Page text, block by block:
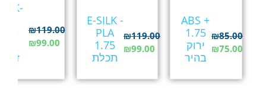
ABS +
1.75
ירוק
בהיר
₪85.00
₪75.00
E-SILK -
PLA
1.75
תכלת
₪119.00
₪99.00
₪119.00
₪99.00